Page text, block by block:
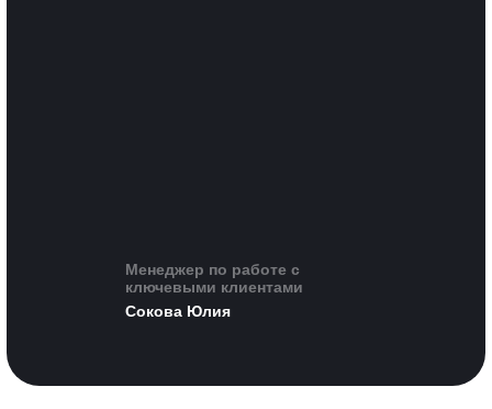
Менеджер по работе с
ключевыми клиентами
Сокова Юлия